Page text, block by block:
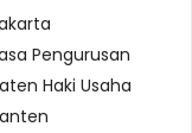
Pengurusan
Haki Usaha